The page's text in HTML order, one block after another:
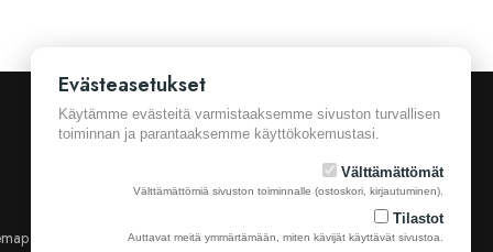
Yhteystiedot
Evästeasetukset
Käytämme evästeitä varmistaaksemme sivuston turvallisen
toiminnan ja parantaaksemme käyttökokemustasi.
Välttämättömät
Välttämättömiä sivuston toiminnalle (ostoskori, kirjautuminen).
Tilastot
Auttavat meitä ymmärtämään, miten kävijät käyttävät sivustoa.